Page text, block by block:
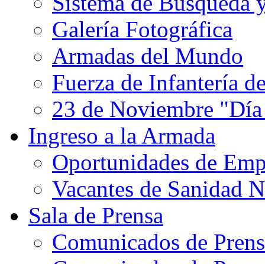
Galería Fotográfica
Armadas del Mundo
Fuerza de Infantería
23 de Noviembre
Ingreso a la Armada
Oportunidades de
Vacantes de Sanidad
Sala de Prensa
Comunicados de